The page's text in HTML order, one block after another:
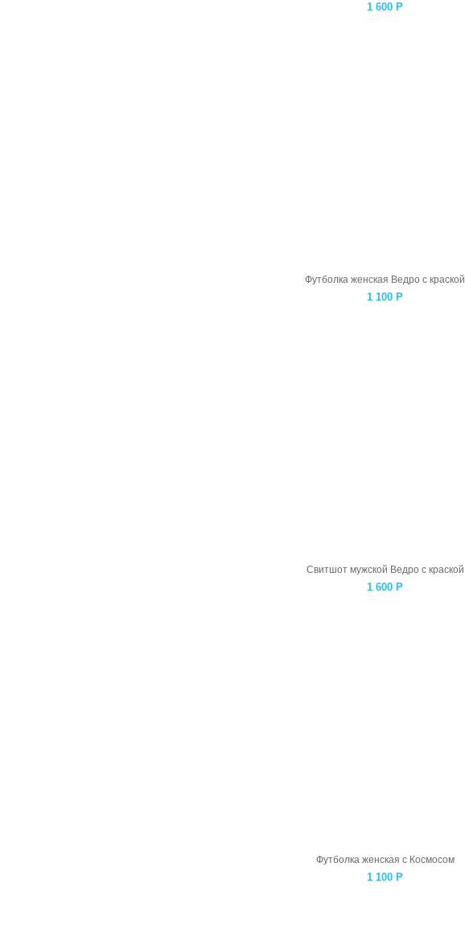
1 600 Р
Футболка женская Ведро с краской
1 100 Р
Свитшот мужской Ведро с краской
1 600 Р
Футболка женская с Космосом
1 100 Р